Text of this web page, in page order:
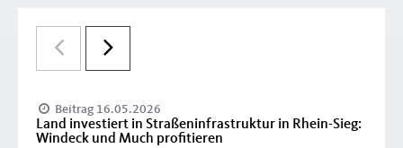
Beitrag 16.05.2026
Land investiert in Straßeninfrastruktur in Rhein-Sieg:
Windeck und Much profitieren